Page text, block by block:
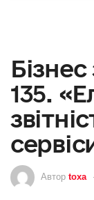
135.
Автор toxa